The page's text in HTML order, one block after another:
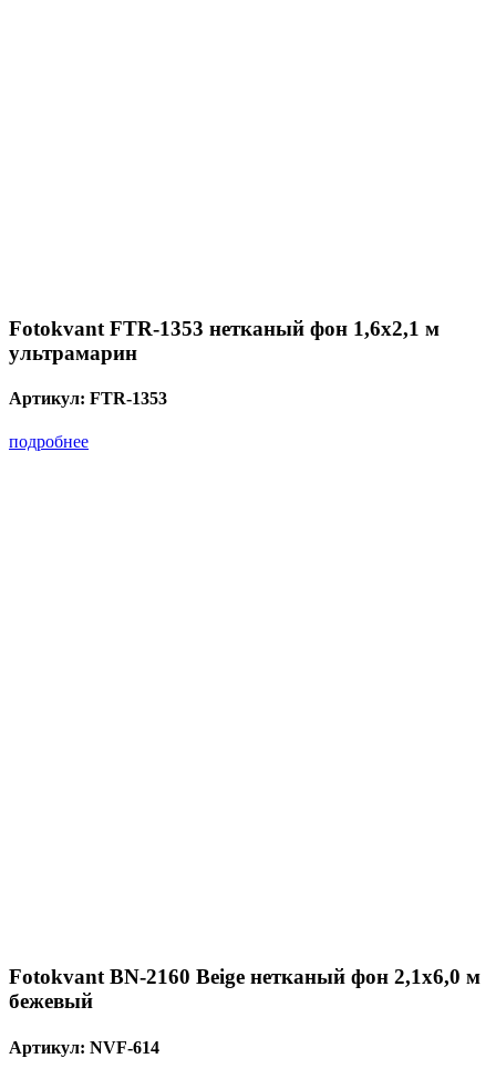
Fotokvant FTR-1353 нетканый фон 1,6х2,1 м
ультрамарин
Артикул: FTR-1353
подробнее
Fotokvant BN-2160 Beige нетканый фон 2,1х6,0 м
бежевый
Артикул: NVF-614